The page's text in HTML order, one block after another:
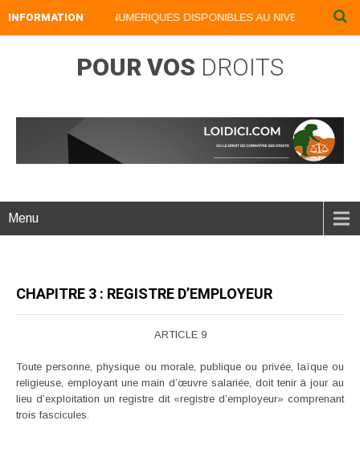
INFORMATION
NOS LIVRES NUMERIQUES DISPONIBLES AU NIVEAU DU
POUR VOS DROITS
Menu
CHAPITRE 3 : REGISTRE D’EMPLOYEUR
ARTICLE 9
Toute personne, physique ou morale, publique ou privée, laïque ou
religieuse, employant une main d’œuvre salariée, doit tenir à jour au
lieu d’exploitation un registre dit «registre d’employeur» comprenant
trois fascicules.